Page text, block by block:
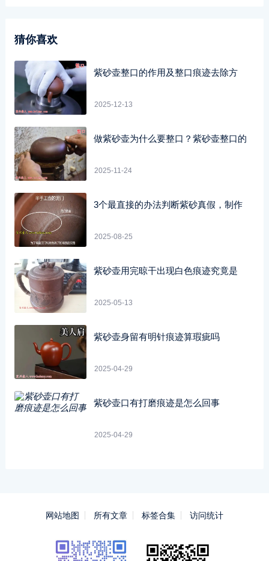
猜你喜欢
紫砂壶整口的作用及整口痕迹去除方
2025-12-13
做紫砂壶为什么要整口？紫砂壶整口的
2025-11-24
3个最直接的办法判断紫砂真假，制作
2025-08-25
紫砂壶用完晾干出现白色痕迹究竟是
2025-05-13
紫砂壶身留有明针痕迹算瑕疵吗
2025-04-29
紫砂壶口有打磨痕迹是怎么回事
2025-04-29
网站地图 所有文章 标签合集 访问统计